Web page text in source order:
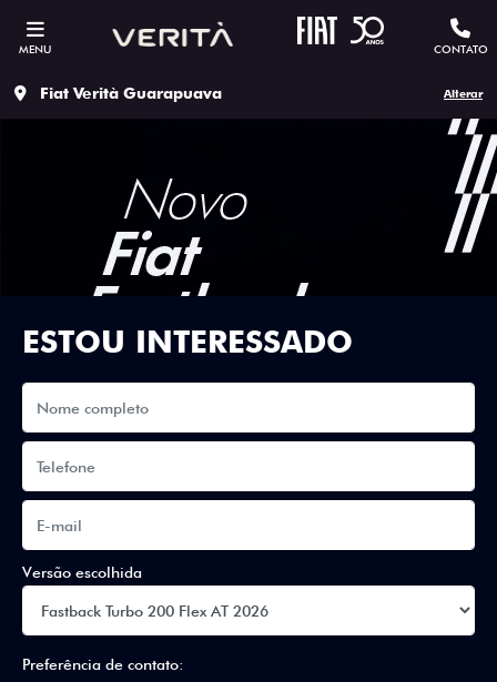
MENU CONTATO
Fiat Verità Guarapuava Alterar
ESTOU INTERESSADO
Versão escolhida
Preferência de contato: